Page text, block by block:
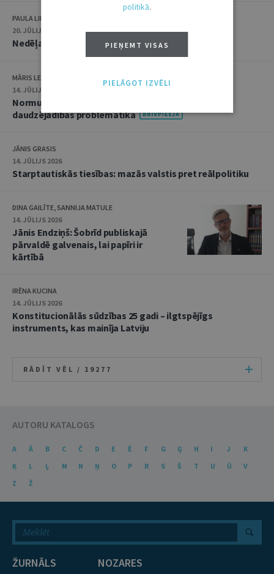
PAULA LIPE
20. JŪLIJS 2026 • 16:05
Nedēļas notikumu apskats: 13.–17. jūlijs
MĀRIS LEJA
14. JŪLIJS 2026
Normu konkurences un noziedzīgu nodarījumu
daudzējādības problemātika
JĀNIS GRASIS
14. JŪLIJS 2026
Starptautiskās tiesības: mazās valstis pret reālpolitiku
DINA GAILĪTE, SANNIJA MATULE
14. JŪLIJS 2026
Jānis Endziņš: Šobrīd publiskajā
pārvaldē galvenais, lai papīri ir
kārtībā
IRĒNA KUCINA
14. JŪLIJS 2026
Konstitucionālās sūdzības 25 gadi – ilgtspējīgs
instruments, kas mainīja Latviju
RĀDĪT VĒL / 19277
AUTORU KATALOGS
A Ā B C Č D E Ē F G Ģ H I J
K
Ķ
L Ļ M N Ņ O P R S Š T U Ū
V
Z
Ž
ŽURNĀLS NOZARES
politikā.
PIEŅEMT VISAS
PIELĀGOT IZVĒLI